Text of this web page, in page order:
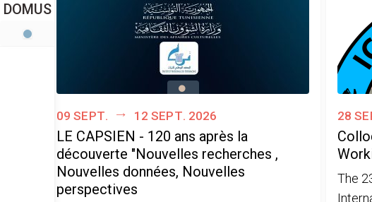
DOMUS
09 sept. 12 sept. 2026
LE CAPSIEN - 120 ans après la
découverte "Nouvelles recherches ,
Nouvelles données, Nouvelles
perspectives
28
The